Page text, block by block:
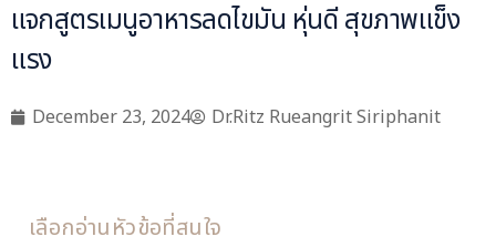
แจกสูตรเมนูอาหารลดไขมัน หุ่นดี สุขภาพแข็ง
แรง
December 23, 2024 Dr.Ritz Rueangrit Siriphanit
เลือกอ่านหัวข้อที่สนใจ